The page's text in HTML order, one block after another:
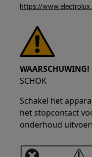
https://
WAARSCHUWING!
SCHOK
Schakel het
het stopcontact
onderhoud